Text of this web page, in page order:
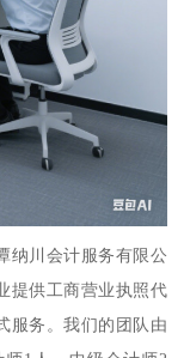
纳川会计服务有限公
提供工商营业执照代
服务。我们的团队由